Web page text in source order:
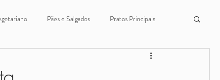
Pães e Salgados Pratos Principais
Alimentação Saudável